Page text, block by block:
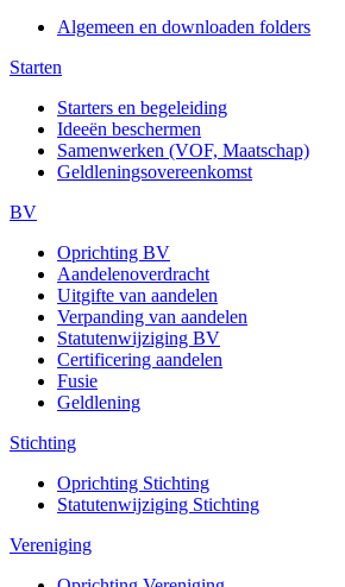
Algemeen en downloaden folders
Starten
Starters en begeleiding
Ideeën beschermen
Samenwerken (VOF, Maatschap)
Geldleningsovereenkomst
BV
Oprichting BV
Aandelenoverdracht
Uitgifte van aandelen
Verpanding van aandelen
Statutenwijziging BV
Certificering aandelen
Fusie
Geldlening
Stichting
Oprichting Stichting
Statutenwijziging Stichting
Vereniging